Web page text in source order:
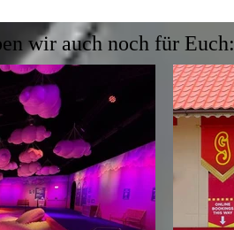
wir auch noch für Euch: